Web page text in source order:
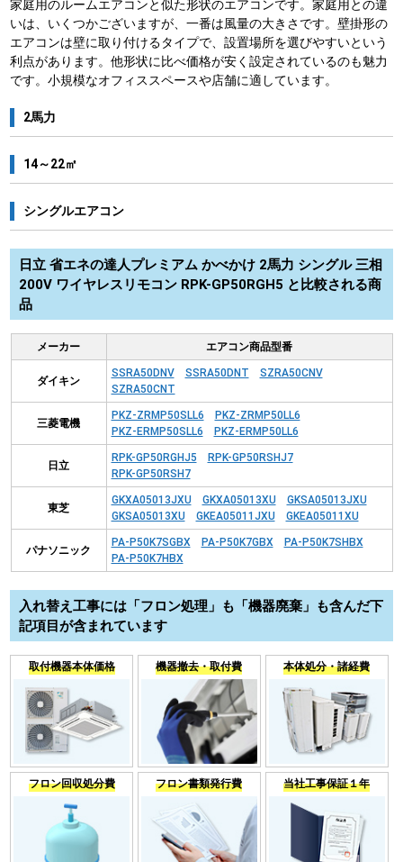
家庭用のルームエアコンと似た形状のエアコンです。家庭用との違
いは、いくつかございますが、一番は風量の大きさです。壁掛形の
エアコンは壁に取り付けるタイプで、設置場所を選びやすいという
利点があります。他形状に比べ価格が安く設定されているのも魅力
です。小規模なオフィススペースや店舗に適しています。
2馬力
14～22㎡
シングルエアコン
日立 省エネの達人プレミアム かべかけ 2馬力 シングル 三相
200V ワイヤレスリモコン RPK-GP50RGH5 と比較される商
品
メーカー エアコン商品型番
ダイキン
SSRA50DNV SSRA50DNT
SZRA50CNV
SZRA50CNT
三菱電機
PKZ-ZRMP50SLL6
PKZ-ZRMP50LL6
PKZ-ERMP50SLL6
PKZ-ERMP50LL6
日立
RPK-GP50RGHJ5
RPK-GP50RSHJ7
RPK-GP50RSH7
東芝
GKXA05013JXU GKXA05013XU
GKSA05013JXU
GKSA05013XU
GKEA05011JXU GKEA05011XU
パナソニック
PA-P50K7SGBX PA-P50K7GBX
PA-P50K7SHBX
PA-P50K7HBX
入れ替え工事には「フロン処理」も「機器廃棄」も含んだ下
記項目が含まれています
取付機器本体価格 機器撤去・取付費 本体処分・諸経費
フロン回収処分費 フロン書類発行費 当社工事保証１年